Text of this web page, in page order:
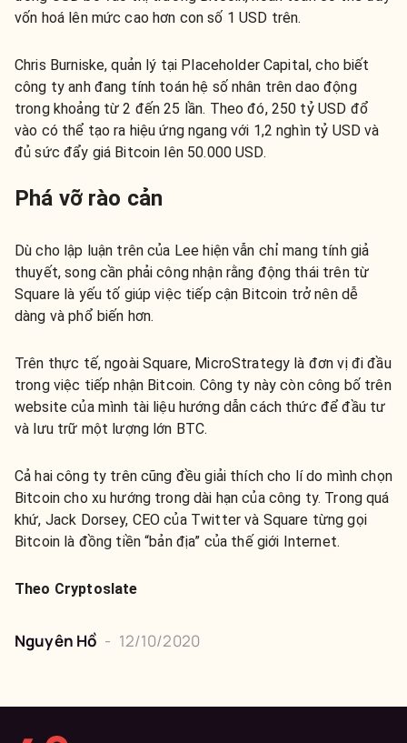
vốn hoá lên mức cao hơn con số 1 USD trên.
Chris Burniske, quản lý tại Placeholder Capital, cho biết
công ty anh đang tính toán hệ số nhân trên dao động
trong khoảng từ 2 đến 25 lần. Theo đó, 250 tỷ USD đổ
vào có thể tạo ra hiệu ứng ngang với 1,2 nghìn tỷ USD và
đủ sức đẩy giá Bitcoin lên 50.000 USD.
Phá vỡ rào cản
Dù cho lập luận trên của Lee hiện vẫn chỉ mang tính giả
thuyết, song cần phải công nhận rằng động thái trên từ
Square là yếu tố giúp việc tiếp cận Bitcoin trở nên dễ
dàng và phổ biến hơn.
Trên thực tế, ngoài Square, MicroStrategy là đơn vị đi đầu
trong việc tiếp nhận Bitcoin. Công ty này còn công bố trên
website của mình tài liệu hướng dẫn cách thức để đầu tư
và lưu trữ một lượng lớn BTC.
Cả hai công ty trên cũng đều giải thích cho lí do mình chọn
Bitcoin cho xu hướng trong dài hạn của công ty. Trong quá
khứ, Jack Dorsey, CEO của Twitter và Square từng gọi
Bitcoin là đồng tiền “bản địa” của thế giới Internet.
Theo Cryptoslate
Nguyên Hồ - 12/10/2020